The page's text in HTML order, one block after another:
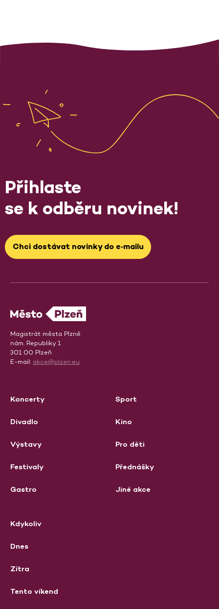
Přihlaste
se k odběru novinek!
Chci dostávat novinky do e‑mailu
Magistrát města Plzně
nám. Republiky 1
301 00 Plzeň
E-mail: akce@plzen.eu
Koncerty
Divadlo
Výstavy
Festivaly
Gastro
Sport
Kino
Pro děti
Přednášky
Jiné akce
Kdykoliv
Dnes
Zítra
Tento víkend